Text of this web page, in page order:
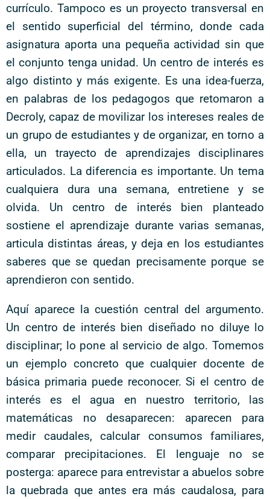
currículo. Tampoco es un proyecto transversal en
el sentido superficial del término, donde cada
asignatura aporta una pequeña actividad sin que
el conjunto tenga unidad. Un centro de interés es
algo distinto y más exigente. Es una idea-fuerza,
en palabras de los pedagogos que retomaron a
Decroly, capaz de movilizar los intereses reales de
un grupo de estudiantes y de organizar, en torno a
ella, un trayecto de aprendizajes disciplinares
articulados. La diferencia es importante. Un tema
cualquiera dura una semana, entretiene y se
olvida. Un centro de interés bien planteado
sostiene el aprendizaje durante varias semanas,
articula distintas áreas, y deja en los estudiantes
saberes que se quedan precisamente porque se
aprendieron con sentido.
Aquí aparece la cuestión central del argumento.
Un centro de interés bien diseñado no diluye lo
disciplinar; lo pone al servicio de algo. Tomemos
un ejemplo concreto que cualquier docente de
básica primaria puede reconocer. Si el centro de
interés es el agua en nuestro territorio, las
matemáticas no desaparecen: aparecen para
medir caudales, calcular consumos familiares,
comparar precipitaciones. El lenguaje no se
posterga: aparece para entrevistar a abuelos sobre
la quebrada que antes era más caudalosa, para